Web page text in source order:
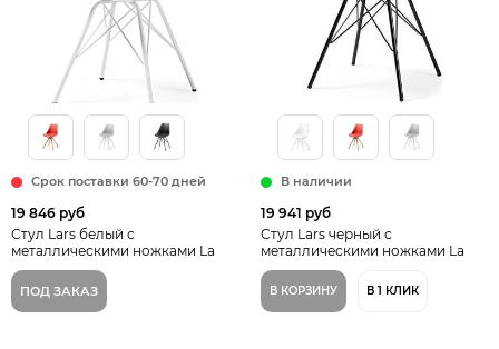
Срок поставки 60-70 дней
19 846 руб
Стул Lars белый с
металлическими ножками La
Forma Испания
ПОД ЗАКАЗ
В наличии
19 941 руб
Стул Lars черный с
металлическими ножками La
Forma Испания
В КОРЗИНУ В 1 КЛИК